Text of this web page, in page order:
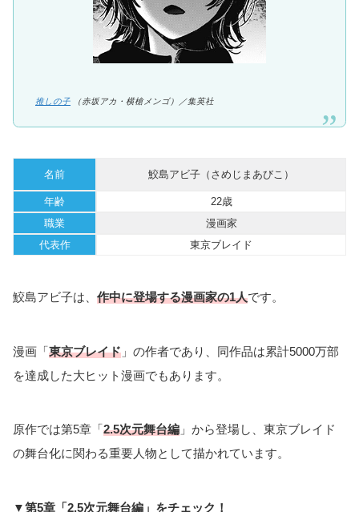
推しの子 （赤坂アカ・横槍メンゴ）／集英社
名前 鮫島アビ子（さめじまあびこ）
年齢
22歳
職業
漫画家
代表作
東京ブレイド
鮫島アビ子は、 作中に登場する漫画家の1人です。
漫画「東京ブレイド 」の作者であり、同作品は累計5000万部
を達成した大ヒット漫画でもあります。
原作では第5章「2.5次元舞台編 」から登場し、東京ブレイド
の舞台化に関わる重要人物として描かれています。
▼第5章「2.5次元舞台編」をチェック！